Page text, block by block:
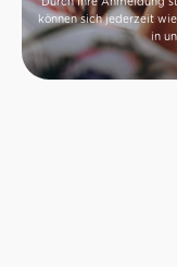
können sich jederzeit
in